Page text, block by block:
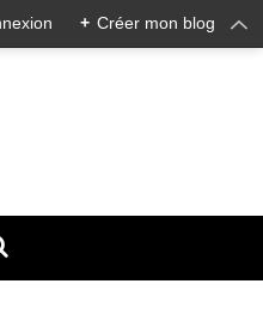
+ Créer mon blog